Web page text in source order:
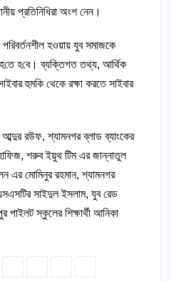
প্রতিনিধিরা অংশ নেন।
হওয়ায় যুব সমাজকে
হ‌তে হ‌বে। ব্যক্তিগত তথ্য, আর্থিক
হুমকি থেকে রক্ষা করতে সাইবার
আব্দুর রউফ, শ্যামনগর ব্লাড ব্যাংকের
হাফিজ, শরুব ইয়ুথ টিম এর জান্নাতুল
এর মোমিনুর রহমান, শ্যামনগর
সাইদুল ইসলাম, যুব রেড
পাইলট স্কুলের শিক্ষার্থী আনিকা